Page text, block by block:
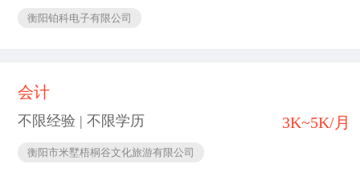
衡阳铂科电子有限公司
会计
不限经验 | 不限学历
衡阳市米墅梧桐谷文化旅游有限公司
3K~5K/月